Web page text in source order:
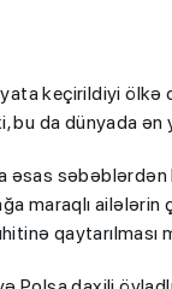
keçirildiyi
bu da dünyada
əsas
maraqlı ailələrin
qaytarılması